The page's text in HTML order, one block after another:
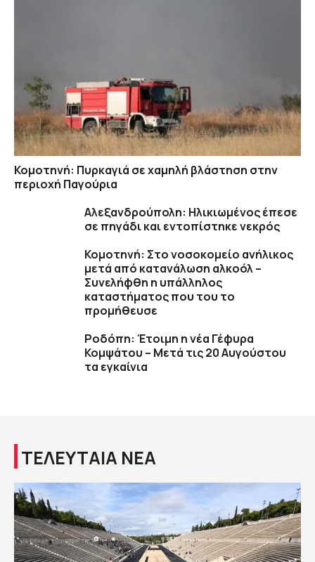
Κομοτηνή: Πυρκαγιά σε χαμηλή βλάστηση στην
περιοχή Παγούρια
Αλεξανδρούπολη: Ηλικιωμένος έπεσε
σε πηγάδι και εντοπίστηκε νεκρός
Κομοτηνή: Στο νοσοκομείο ανήλικος
μετά από κατανάλωση αλκοόλ –
Συνελήφθη η υπάλληλος
καταστήματος που του το
προμήθευσε
Ροδόπη: Έτοιμη η νέα Γέφυρα
Κομψάτου – Μετά τις 20 Αυγούστου
τα εγκαίνια
ΤΕΛΕΥΤΑΙΑ ΝΕΑ